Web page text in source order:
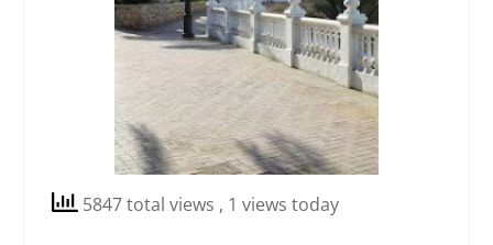
5847 total views , 1 views today